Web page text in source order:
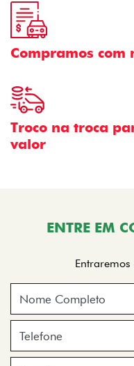
Compramos com
Troco na troca
valor
ENTRE EM